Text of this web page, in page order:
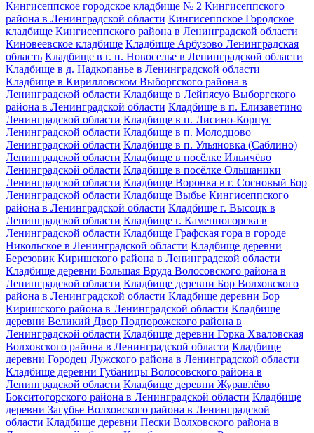
Кингисеппское городское кладбище № 2 Кингисеппского
района в Ленинградской области Кингисеппское Городское
кладбище Кингисеппского района в Ленинградской области
Киновеевское кладбище Кладбище Арбузово Ленинградская
область Кладбище в г. п. Новоселье в Ленинградской области
Кладбище в д. Надкопанье в Ленинградской области
Кладбище в Кирилловском Выборгского района в
Ленинградской области Кладбище в Лейпясуо Выборгского
района в Ленинградской области Кладбище в п. Елизаветино
Ленинградской области Кладбище в п. Лисино-Корпус
Ленинградской области Кладбище в п. Молодцово
Ленинградской области Кладбище в п. Ульяновка (Саблино)
Ленинградской области Кладбище в посёлке Ильичёво
Ленинградской области Кладбище в посёлке Ольшаники
Ленинградской области Кладбище Воронка в г. Сосновый Бор
Ленинградской области Кладбище Выбье Кингисеппского
района в Ленинградской области Кладбище г. Высоцк в
Ленинградской области Кладбище г. Каменногорска в
Ленинградской области Кладбище Графская гора в городе
Никольское в Ленинградской области Кладбище деревни
Березовик Киришского района в Ленинградской области
Кладбище деревни Большая Вруда Волосовского района в
Ленинградской области Кладбище деревни Бор Волховского
района в Ленинградской области Кладбище деревни Бор
Киришского района в Ленинградской области Кладбище
деревни Великий Двор Подпорожского района в
Ленинградской области Кладбище деревни Горка Хваловская
Волховского района в Ленинградской области Кладбище
деревни Городец Лужского района в Ленинградской области
Кладбище деревни Губаницы Волосовского района в
Ленинградской области Кладбище деревни Журавлёво
Бокситогорского района в Ленинградской области Кладбище
деревни Загубье Волховского района в Ленинградской
области Кладбище деревни Пески Волховского района в